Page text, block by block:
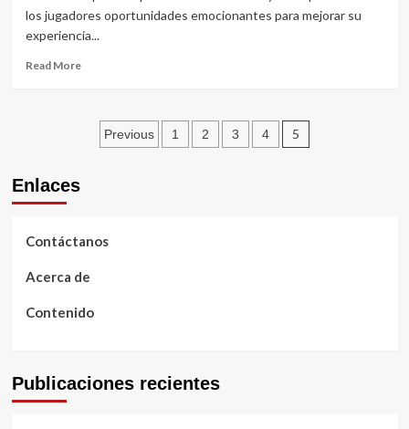
de
Xbox,
ofertas
los jugadores oportunidades emocionantes para mejorar su
experiencia...
Read MoreRead
tiempo
de
artículos
Posts
Previous 1 2 3 4 5
Enlaces
Contáctanos
Acerca de
Contenido
Publicaciones recientes